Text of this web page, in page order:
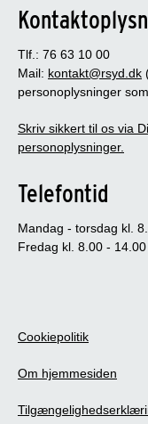
Tlf.: 76 63 10 00
Mail: kontakt@rsyd.dk
personoplysninger
Skriv sikkert til os via
personoplysninger.
Telefontid
Mandag - torsdag kl.
Fredag kl. 8.00 - 14.00
Cookiepolitik
Om hjemmesiden